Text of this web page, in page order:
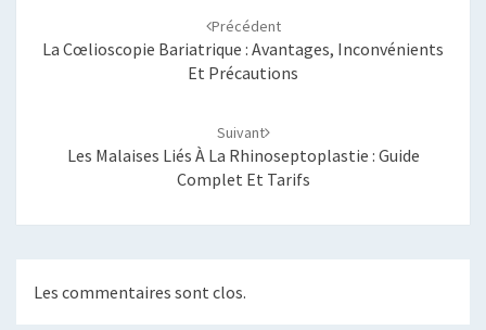
Précédent
La Cœlioscopie Bariatrique : Avantages, Inconvénients
Et Précautions
Suivant
Les Malaises Liés À La Rhinoseptoplastie : Guide
Complet Et Tarifs
Les commentaires sont clos.